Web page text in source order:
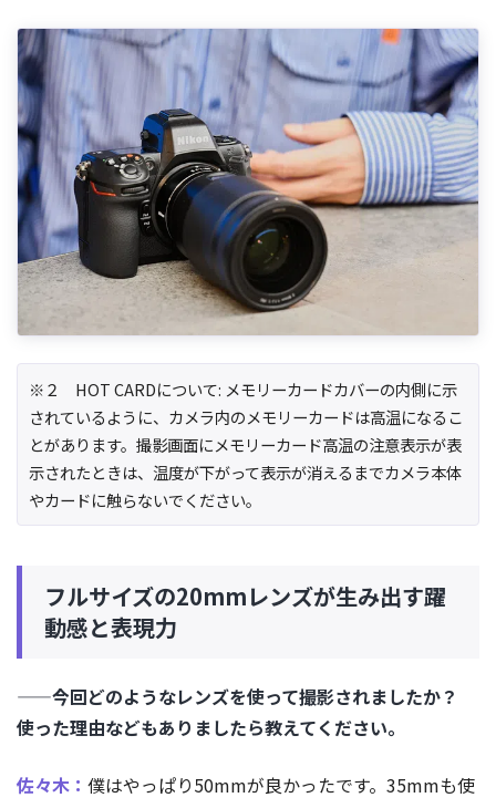
※２ HOT CARDについて: メモリーカードカバーの内側に示
されているように、カメラ内のメモリーカードは高温になるこ
とがあります。撮影画面にメモリーカード高温の注意表示が表
示されたときは、温度が下がって表示が消えるまでカメラ本体
やカードに触らないでください。
フルサイズの20mmレンズが生み出す躍
動感と表現力
——今回どのようなレンズを使って撮影されましたか？
使った理由などもありましたら教えてください。
佐々木： 僕はやっぱり50mmが良かったです。35mmも使